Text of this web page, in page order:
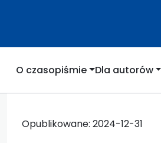
O czasopiśmie Dla autorów
Opublikowane: 2024-12-31